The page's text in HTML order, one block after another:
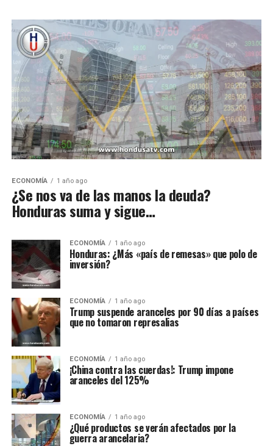
ECONOMÍA 1 año ago
¿Se nos va de las manos la deuda?
Honduras suma y sigue…
ECONOMÍA 1 año ago
Honduras: ¿Más «país de remesas» que polo de
inversión?
ECONOMÍA 1 año ago
Trump suspende aranceles por 90 días a países
que no tomaron represalias
ECONOMÍA 1 año ago
¡China contra las cuerdas!: Trump impone
aranceles del 125%
ECONOMÍA 1 año ago
¿Qué productos se verán afectados por la
guerra arancelaria?